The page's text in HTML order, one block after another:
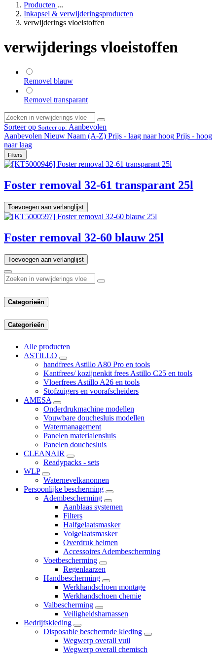
Producten ...
Inkapsel & verwijderingsproducten
verwijderings vloeistoffen
verwijderings vloeistoffen
Removel blauw
Removel transparant
Sorteer op Sorteer op: Aanbevolen
Aanbevolen Nieuw Naam (A-Z) Prijs - laag naar hoog Prijs - hoog
naar laag
Filters
Foster removal 32-61 transparant 25l
Toevoegen aan verlanglijst
Foster removal 32-60 blauw 25l
Toevoegen aan verlanglijst
Categorieën
Categorieën
Alle producten
ASTILLO
handfrees Astillo A80 Pro en tools
Kantfrees/ kozijnenkit frees Astillo C25 en tools
Vloerfrees Astillo A26 en tools
Stofzuigers en voorafscheiders
AMESA
Onderdrukmachine modellen
Vouwbare douchesluis modellen
Watermanagement
Panelen materialensluis
Panelen douchesluis
CLEANAIR
Readypacks - sets
WLP
Waternevelkanonnen
Persoonlijke bescherming
Adembescherming
Aanblaas systemen
Filters
Halfgelaatsmasker
Volgelaatsmasker
Overdruk helmen
Accessoires Adembescherming
Voetbescherming
Regenlaarzen
Handbescherming
Werkhandschoen montage
Werkhandschoen chemie
Valbescherming
Veiligheidsharnassen
Bedrijfskleding
Disposable beschermde kleding
Wegwerp overall vuil
Wegwerp overall chemisch